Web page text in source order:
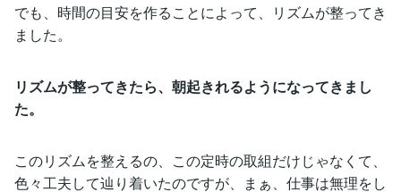
でも、時間の目安を作ることによって、リズムが整ってき
ました。
リズムが整ってきたら、朝起きれるようになってきまし
た。
このリズムを整えるの、この定時の取組だけじゃなくて、
色々工夫して辿り着いたのですが、まぁ、仕事は無理をし